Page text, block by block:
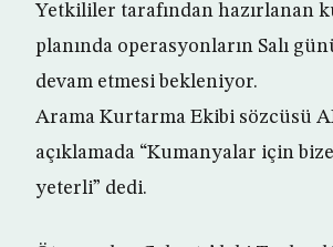
Yetkililer tarafından hazırlanan
planında operasyonların Salı
devam etmesi bekleniyor.
Arama Kurtarma Ekibi sözcüsü
açıklamada “Kumanyalar için
yeterli” dedi.